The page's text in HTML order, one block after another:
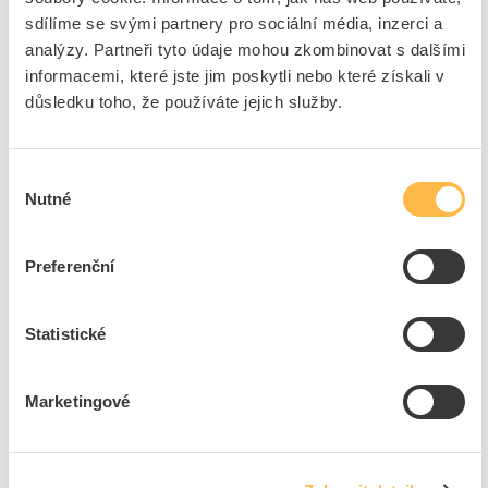
sdílíme se svými partnery pro sociální média, inzerci a
analýzy. Partneři tyto údaje mohou zkombinovat s dalšími
informacemi, které jste jim poskytli nebo které získali v
důsledku toho, že používáte jejich služby.
souhlasu
Nutné
Preferenční
Statistické
Marketingové
Přidat k porovnání
3 ks
3dní 97 ks
MCLED Svítidlo LED CORONA V 9W 347lm 3000K
Cena s DPH 1 836,43 Kč/ks
3dní